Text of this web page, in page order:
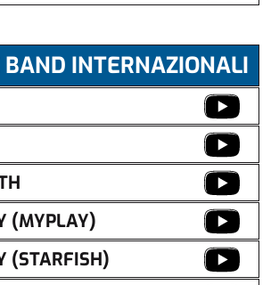
INTERNAZIONALI
(MYPLAY)
(STARFISH)